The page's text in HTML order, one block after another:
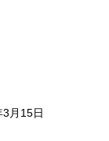
月15日